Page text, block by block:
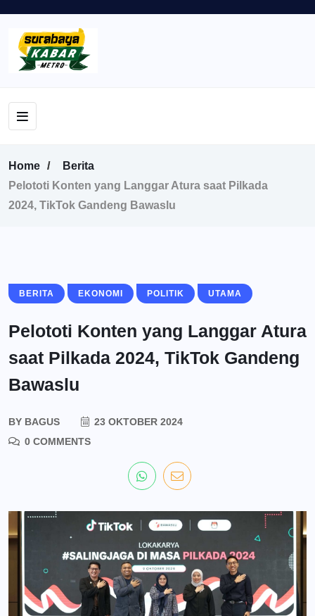
Home
Berita
Pelototi Konten yang Langgar Atura saat Pilkada
2024, TikTok Gandeng Bawaslu
BERITA EKONOMI POLITIK UTAMA
Pelototi Konten yang Langgar Atura
saat Pilkada 2024, TikTok Gandeng
Bawaslu
BY BAGUS
23 OKTOBER 2024
0 COMMENTS